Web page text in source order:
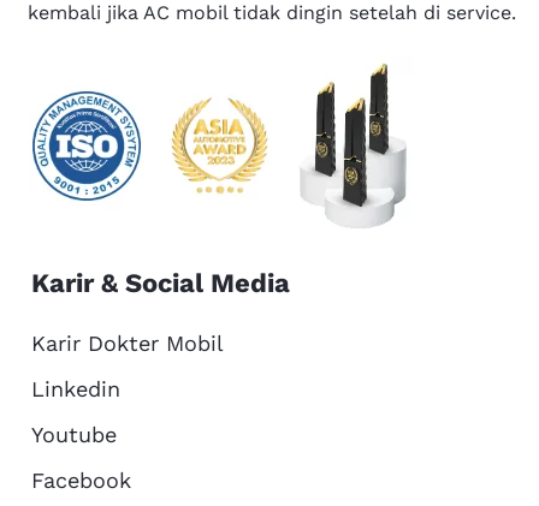
kembali jika AC mobil tidak dingin setelah di service.
Karir & Social Media
Karir Dokter Mobil
Linkedin
Youtube
Facebook